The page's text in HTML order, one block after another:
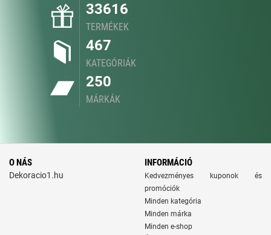
33616
TERMÉKEK
467
KATEGÓRIÁK
250
MÁRKÁK
O NÁS
Dekoracio1.hu
INFORMÁCIÓ
Kedvezményes kuponok és
promóciók
Minden kategória
Minden márka
Minden e-shop